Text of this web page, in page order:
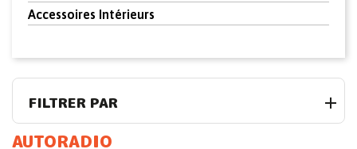
Accessoires Intérieurs
FILTRER PAR
AUTORADIO